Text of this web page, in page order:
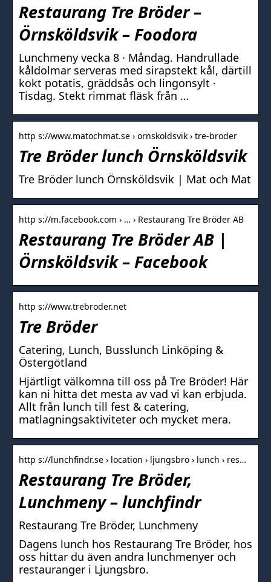
Restaurang Tre Bröder –
Örnsköldsvik – Foodora
Lunchmeny vecka 8 · Måndag. Handrullade
kåldolmar serveras med sirapstekt kål, därtill
kokt potatis, gräddsås och lingonsylt ·
Tisdag. Stekt rimmat fläsk från …
http s://www.matochmat.se › ornskoldsvik › tre-broder
Tre Bröder lunch Örnsköldsvik
Tre Bröder lunch Örnsköldsvik | Mat och Mat
http s://m.facebook.com › … › Restaurang Tre Bröder AB
Restaurang Tre Bröder AB |
Örnsköldsvik – Facebook
http s://www.trebroder.net
Tre Bröder
Catering, Lunch, Busslunch Linköping &
Östergötland
Hjärtligt välkomna till oss på Tre Bröder! Här
kan ni hitta det mesta av vad vi kan erbjuda.
Allt från lunch till fest & catering,
matlagningsaktiviteter och mycket mera.
http s://lunchfindr.se › location › ljungsbro › lunch › res…
Restaurang Tre Bröder,
Lunchmeny – lunchfindr
Restaurang Tre Bröder, Lunchmeny
Dagens lunch hos Restaurang Tre Bröder, hos
oss hittar du även andra lunchmenyer och
restauranger i Ljungsbro.